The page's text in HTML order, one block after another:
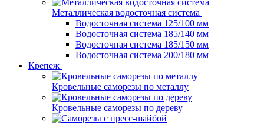
Металлическая водосточная система
Водосточная система 125/100 мм
Водосточная система 185/140 мм
Водосточная система 185/150 мм
Водосточная система 200/180 мм
Крепеж
Кровельные саморезы по металлу
Кровельные саморезы по дереву